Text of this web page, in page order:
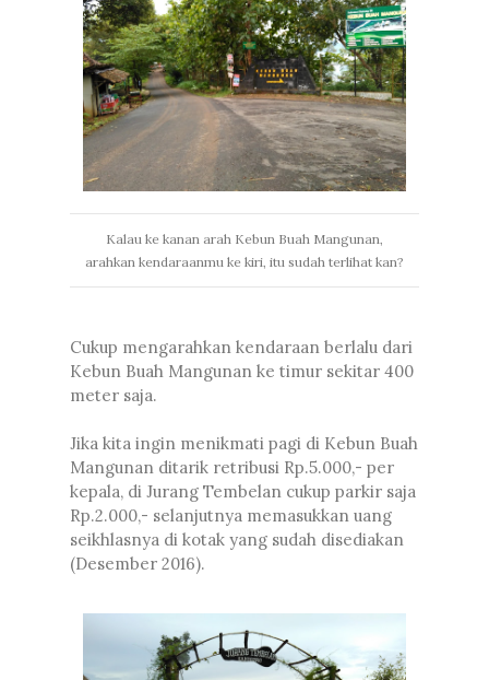
Kalau ke kanan arah Kebun Buah Mangunan,
arahkan kendaraanmu ke kiri, itu sudah terlihat kan?
Cukup mengarahkan kendaraan berlalu dari
Kebun Buah Mangunan ke timur sekitar 400
meter saja.
Jika kita ingin menikmati pagi di Kebun Buah
Mangunan ditarik retribusi Rp.5.000,- per
kepala, di Jurang Tembelan cukup parkir saja
Rp.2.000,- selanjutnya memasukkan uang
seikhlasnya di kotak yang sudah disediakan
(Desember 2016).